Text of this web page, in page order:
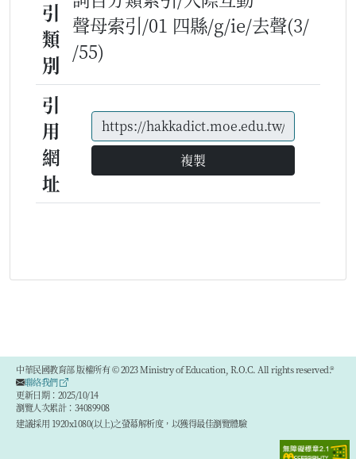
引
類
別
聲母索引/01 四縣/g/ie/去聲(3/
/55)
引
用
網
址
複製
中華民國教育部 版權所有 © 2023 Ministry of Education, R.O.C. All rights reserved.®
聯絡我們
更新日期：2025/10/14
瀏覽人次累計：34089908
建議採用 1920x1080(以上)之螢幕解析度，以獲得最佳瀏覽體驗